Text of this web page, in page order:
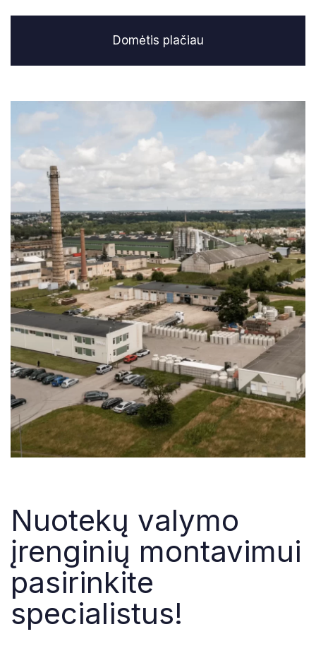
Domėtis plačiau
Nuotekų valymo
įrenginių montavimui
pasirinkite
specialistus!